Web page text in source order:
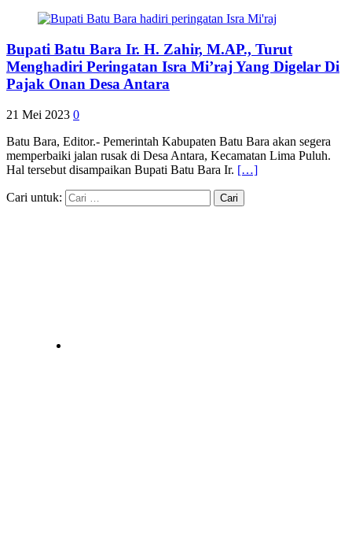
Bupati Batu Bara Ir. H. Zahir, M.AP., Turut
Menghadiri Peringatan Isra Mi’raj Yang Digelar Di
Pajak Onan Desa Antara
21 Mei 2023 0
Batu Bara, Editor.- Pemerintah Kabupaten Batu Bara akan segera
memperbaiki jalan rusak di Desa Antara, Kecamatan Lima Puluh.
Hal tersebut disampaikan Bupati Batu Bara Ir. […]
Cari untuk: